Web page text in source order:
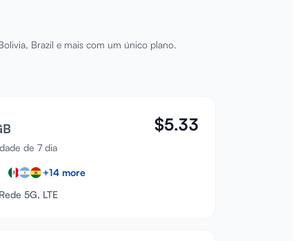
Brazil e mais com um único plano.
de 7 dia
$5.33
+14 more
Rede 5G, LTE